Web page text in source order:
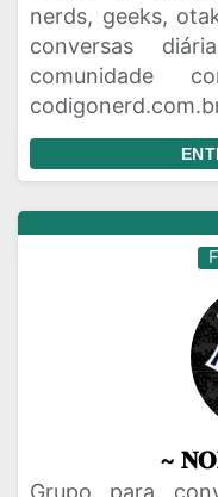
nerds, geeks,
conversas
comunidade
~
Grupo para